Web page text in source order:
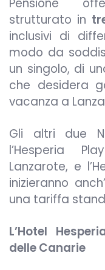
Pensione
strutturato in
inclusivi di
modo da
un singolo, di
che desidera
vacanza a
Gli altri due
l’Hesperia
Lanzarote, e
inizieranno
una tariffa
L’Hotel
delle Canarie